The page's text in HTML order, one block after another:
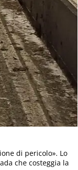
di pericolo». Lo
che costeggia la